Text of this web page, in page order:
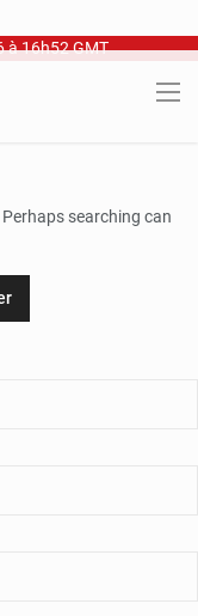
à 16h52 GMT
searching can